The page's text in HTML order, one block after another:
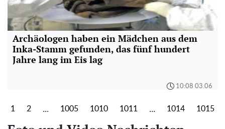
Archäologen haben ein Mädchen aus dem
Inka-Stamm gefunden, das fünf hundert
Jahre lang im Eis lag
10:08 03.06
1 2 ... 1005 1010 1011 ... 1014 1015